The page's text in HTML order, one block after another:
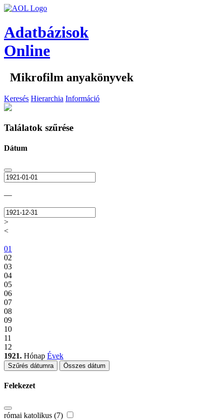
Adatbázisok
Online
Mikrofilm anyakönyvek
Keresés Hierarchia Információ
Találatok szűrése
Dátum
—
>
<
01
02
03
04
05
06
07
08
09
10
11
12
1921. Hónap Évek
Szűrés dátumra Összes dátum
Felekezet
római katolikus (7)